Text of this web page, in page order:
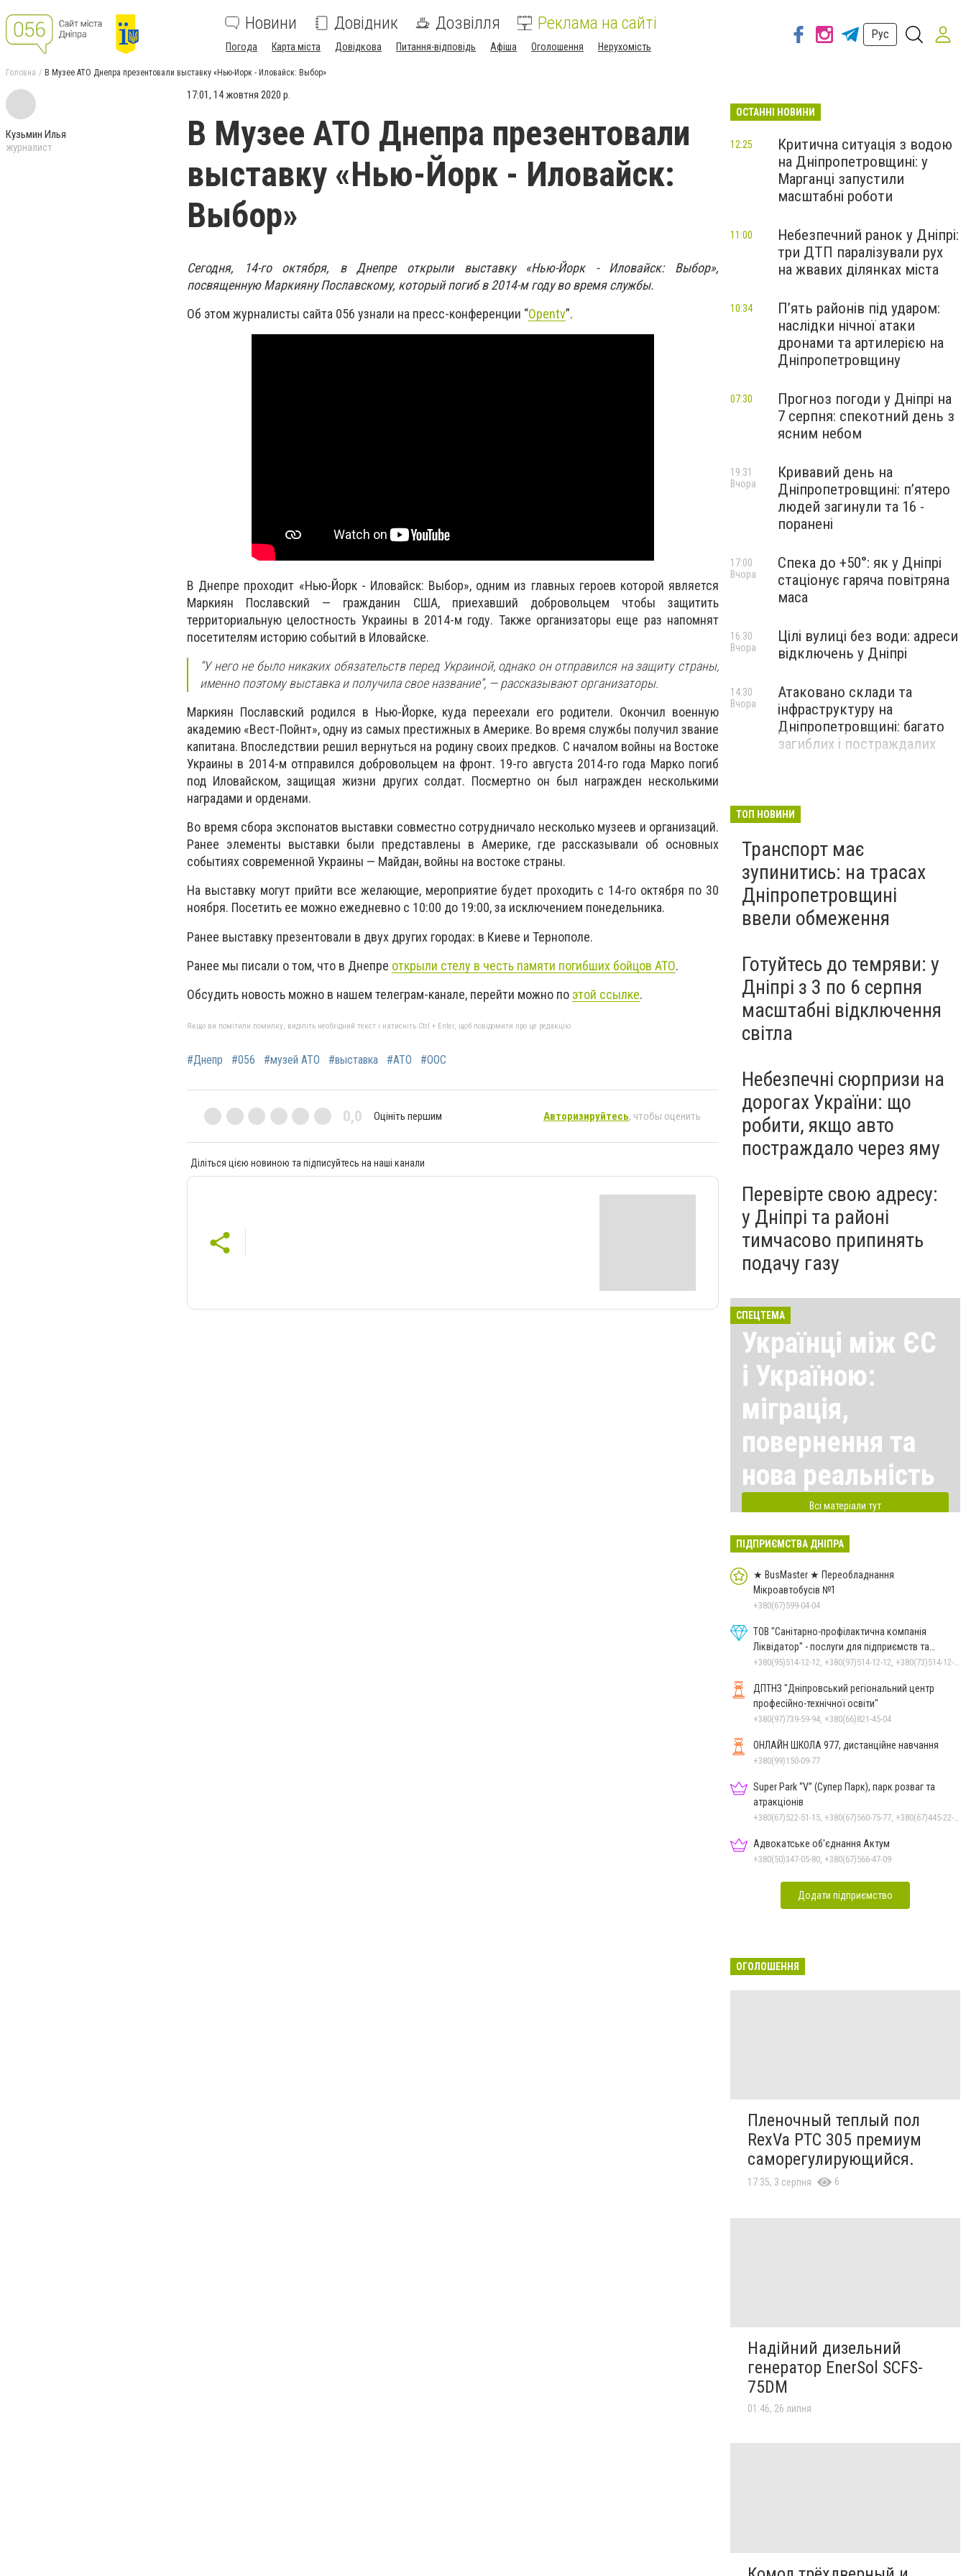
Новини Довідник Дозвілля Реклама на сайті
Погода Карта міста Довідкова Питання-відповідь Афіша Оголошення Нерухомість
Рус
Головна В Музее АТО Днепра презентовали выставку «Нью-Йорк - Иловайск: Выбор»
Кузьмин Илья
журналист
17:01, 14 жовтня 2020 р.
В Музее АТО Днепра презентовали
выставку «Нью-Йорк - Иловайск:
Выбор»
Сегодня, 14-го октября, в Днепре открыли выставку «Нью-Йорк - Иловайск: Выбор»,
посвященную Маркияну Пославскому, который погиб в 2014-м году во время службы.
Об этом журналисты сайта 056 узнали на пресс-конференции “Opentv”.
В Днепре проходит «Нью-Йорк - Иловайск: Выбор», одним из главных героев которой является
Маркиян Пославский — гражданин США, приехавший добровольцем чтобы защитить
территориальную целостность Украины в 2014-м году. Также организаторы еще раз напомнят
посетителям историю событий в Иловайске.
“У него не было никаких обязательств перед Украиной, однако он отправился на защиту страны,
именно поэтому выставка и получила свое название”, — рассказывают организаторы.
Маркиян Пославский родился в Нью-Йорке, куда переехали его родители. Окончил военную
академию «Вест-Пойнт», одну из самых престижных в Америке. Во время службы получил звание
капитана. Впоследствии решил вернуться на родину своих предков. С началом войны на Востоке
Украины в 2014-м отправился добровольцем на фронт. 19-го августа 2014-го года Марко погиб
под Иловайском, защищая жизни других солдат. Посмертно он был награжден несколькими
наградами и орденами.
Во время сбора экспонатов выставки совместно сотрудничало несколько музеев и организаций.
Ранее элементы выставки были представлены в Америке, где рассказывали об основных
событиях современной Украины — Майдан, войны на востоке страны.
На выставку могут прийти все желающие, мероприятие будет проходить с 14-го октября по 30
ноября. Посетить ее можно ежедневно с 10:00 до 19:00, за исключением понедельника.
Ранее выставку презентовали в двух других городах: в Киеве и Тернополе.
Ранее мы писали о том, что в Днепре открыли стелу в честь памяти погибших бойцов АТО.
Обсудить новость можно в нашем телеграм-канале, перейти можно по этой ссылке.
Якщо ви помітили помилку, виділіть необхідний текст і натисніть Ctrl + Enter, щоб повідомити про це редакцію
#Днепр #056 #музей АТО #выставка #АТО #ООС
0,0 Оцініть першим Авторизируйтесь, чтобы оценить
Діліться цією новиною та підписуйтесь на наші канали
ОСТАННІ НОВИНИ
Критична ситуація з водою
на Дніпропетровщині: у
Марганці запустили
масштабні роботи
12:25
Небезпечний ранок у Дніпрі:
три ДТП паралізували рух
на жвавих ділянках міста
11:00
П’ять районів під ударом:
наслідки нічної атаки
дронами та артилерією на
Дніпропетровщину
10:34
Прогноз погоди у Дніпрі на
7 серпня: спекотний день з
ясним небом
07:30
Кривавий день на
Дніпропетровщині: п’ятеро
людей загинули та 16 -
поранені
19:31
Вчора
Спека до +50°: як у Дніпрі
стаціонує гаряча повітряна
маса
17:00
Вчора
Цілі вулиці без води: адреси
відключень у Дніпрі
16:30
Вчора
Атаковано склади та
інфраструктуру на
Дніпропетровщині: багато
загиблих і постраждалих
14:30
Вчора
ТОП НОВИНИ
Транспорт має
зупинитись: на трасах
Дніпропетровщині
ввели обмеження
Готуйтесь до темряви: у
Дніпрі з 3 по 6 серпня
масштабні відключення
світла
Небезпечні сюрпризи на
дорогах України: що
робити, якщо авто
постраждало через яму
Перевірте свою адресу:
у Дніпрі та районі
тимчасово припинять
подачу газу
СПЕЦТЕМА
Українці між ЄС
і Україною:
міграція,
повернення та
нова реальність
Всі матеріали тут
ПІДПРИЄМСТВА ДНІПРА
★ BusMaster ★ Переобладнання
Мікроавтобусів №1
+380(67)599-04-04
ТОВ "Санітарно-профілактична компанія
Ліквідатор" - послуги для підприємств та
населення
ДПТНЗ "Дніпровський регіональний центр
професійно-технічної освіти"
+380(97)739-59-94, +380(66)821-45-04
ОНЛАЙН ШКОЛА 977, дистанційне навчання
+380(99)150-09-77
Super Park “V” (Супер Парк), парк розваг та
атракціонів
Адвокатське об'єднання Актум
+380(50)347-05-80, +380(67)566-47-09
Додати підприємство
ОГОЛОШЕННЯ
Пленочный теплый пол
RexVa PTC 305 премиум
саморегулирующийся.
17:35, 3 серпня 6
Надійний дизельний
генератор EnerSol SCFS-
75DM
01:46, 26 липня